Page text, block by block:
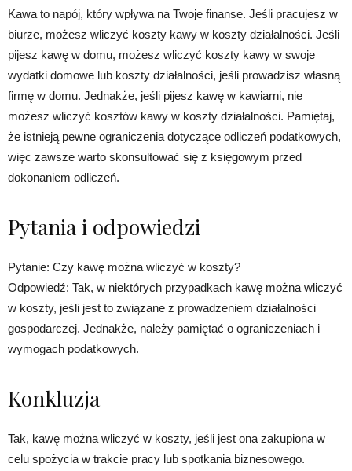
Kawa to napój, który wpływa na Twoje finanse. Jeśli pracujesz w
biurze, możesz wliczyć koszty kawy w koszty działalności. Jeśli
pijesz kawę w domu, możesz wliczyć koszty kawy w swoje
wydatki domowe lub koszty działalności, jeśli prowadzisz własną
firmę w domu. Jednakże, jeśli pijesz kawę w kawiarni, nie
możesz wliczyć kosztów kawy w koszty działalności. Pamiętaj,
że istnieją pewne ograniczenia dotyczące odliczeń podatkowych,
więc zawsze warto skonsultować się z księgowym przed
dokonaniem odliczeń.
Pytania i odpowiedzi
Pytanie: Czy kawę można wliczyć w koszty?
Odpowiedź: Tak, w niektórych przypadkach kawę można wliczyć
w koszty, jeśli jest to związane z prowadzeniem działalności
gospodarczej. Jednakże, należy pamiętać o ograniczeniach i
wymogach podatkowych.
Konkluzja
Tak, kawę można wliczyć w koszty, jeśli jest ona zakupiona w
celu spożycia w trakcie pracy lub spotkania biznesowego.